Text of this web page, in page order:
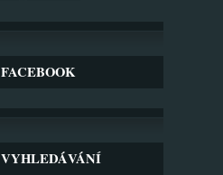
FACEBOOK
VYHLEDÁVÁNÍ